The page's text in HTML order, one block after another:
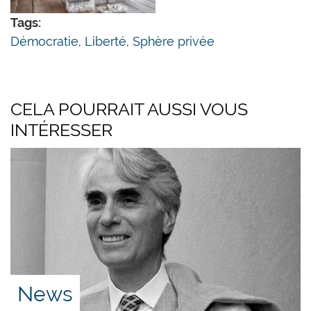
Tags:
Démocratie, Liberté, Sphère privée
CELA POURRAIT AUSSI VOUS
INTÉRESSER
News